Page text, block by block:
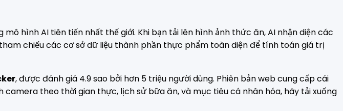
hình AI tiên tiến nhất thế giới. Khi bạn tải lên hình ảnh thức ăn, AI nhận diện các
chiếu các cơ sở dữ liệu thành phần thực phẩm toàn diện để tính toán giá trị
, được đánh giá 4.9 sao bởi hơn 5 triệu người dùng. Phiên bản web cung cấp cái
theo thời gian thực, lịch sử bữa ăn, và mục tiêu cá nhân hóa, hãy tải xuống